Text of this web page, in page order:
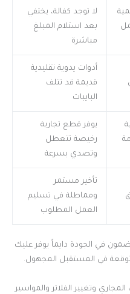
لا توجد كفالة، يختفي
بعد استلام المبلغ
مباشرة
أدوات يدوية تقليدية
قديمة قد تتلف
البايبات
يوفر قطع تجارية
رخيصة تتعطل
وتصدي بسرعة
تأخير مستمر
ومماطلة في تسليم
العمل المطلوب
في الجودة دايماً يوفر عليك
في المستقبل المجهول.
وتغيير الفلاتر والمواسير